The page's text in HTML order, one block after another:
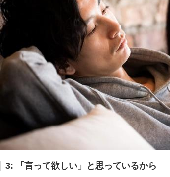
3: 「言って欲しい」と思っているから